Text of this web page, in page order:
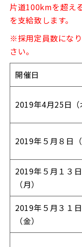
片道100kmを超え
を支給致します。
※採用定員数にな
さい。
開催日
2019年4月25日（
2019年５月８日（
2019年５月１３日
（月）
2019年５月３１日
（金）